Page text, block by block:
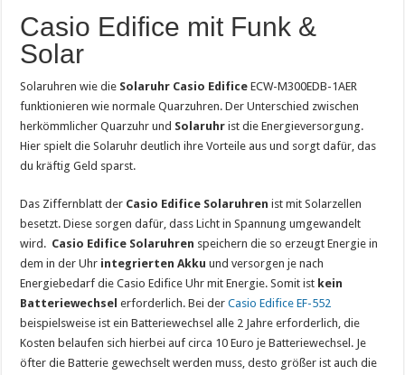
Casio Edifice mit Funk &
Solar
Solaruhren wie die Solaruhr Casio Edifice ECW-M300EDB-1AER
funktionieren wie normale Quarzuhren. Der Unterschied zwischen
herkömmlicher Quarzuhr und Solaruhr ist die Energieversorgung.
Hier spielt die Solaruhr deutlich ihre Vorteile aus und sorgt dafür, das
du kräftig Geld sparst.
Das Ziffernblatt der Casio Edifice Solaruhren ist mit Solarzellen
besetzt. Diese sorgen dafür, dass Licht in Spannung umgewandelt
wird. Casio Edifice Solaruhren speichern die so erzeugt Energie in
dem in der Uhr integrierten Akku und versorgen je nach
Energiebedarf die Casio Edifice Uhr mit Energie. Somit ist kein
Batteriewechsel erforderlich. Bei derCasio Edifice EF-552
beispielsweise ist ein Batteriewechsel alle 2 Jahre erforderlich, die
Kosten belaufen sich hierbei auf circa 10 Euro je Batteriewechsel. Je
öfter die Batterie gewechselt werden muss, desto größer ist auch die